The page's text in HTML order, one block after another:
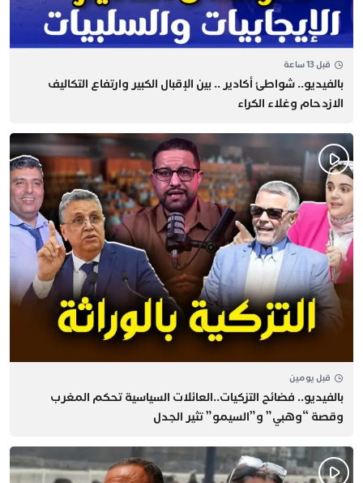
قبل 13 ساعة
بالفيديو.. شواطئ أكادير .. بين الإقبال الكبير وارتفاع التكاليف
الازدحام وغلاء الكراء
قبل يومين
بالفيديو.. فضائح التزكيات..العائلات السياسية تحكم المغرب
وقصة “وهبي” و”السيمو” تثير الجدل